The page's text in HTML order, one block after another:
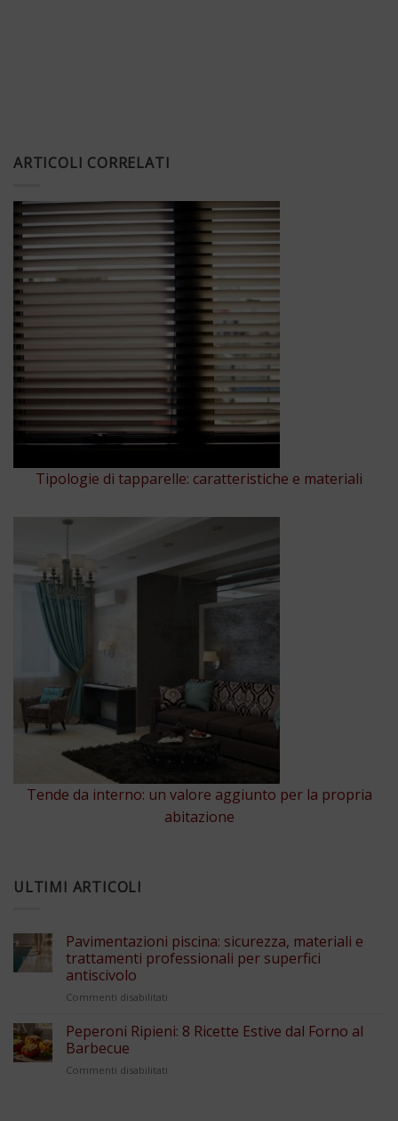
ARTICOLI CORRELATI
Tipologie di tapparelle: caratteristiche e materiali
Tende da interno: un valore aggiunto per la propria
abitazione
ULTIMI ARTICOLI
Pavimentazioni piscina: sicurezza, materiali e
trattamenti professionali per superfici
antiscivolo
Commenti disabilitati
piscina:
Peperoni Ripieni: 8 Ricette Estive dal Forno al
Barbecue
Commenti disabilitati